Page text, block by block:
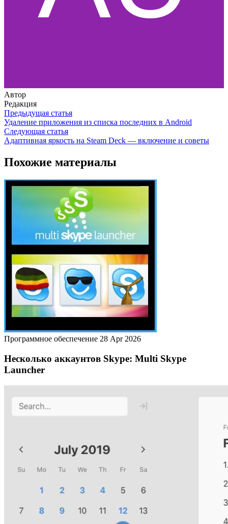
Автор
Редакция
Предыдущая статья
Удаление приложения из списка последних в Android
Следующая статья
Адаптивная яркость на Steam Deck — включение и советы
Похожие материалы
Программное обеспечение 28 Apr 2026
Несколько аккаунтов Skype: Multi Skype
Launcher